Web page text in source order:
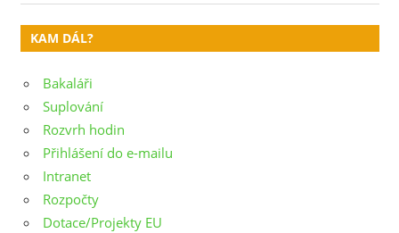
pro
příspěvek
Post:
Post:
KAM DÁL?
Bakaláři
Suplování
Rozvrh hodin
Přihlášení do e-mailu
Intranet
Rozpočty
Dotace/Projekty EU